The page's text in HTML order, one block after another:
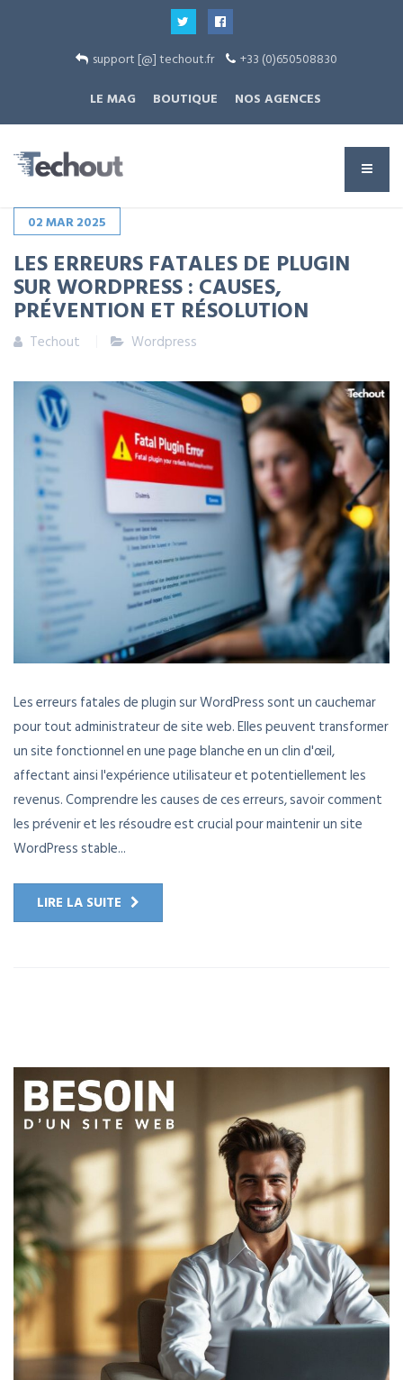
support [@] techout.fr
+33 (0)650508830
LE MAG
BOUTIQUE NOS AGENCES
02MAR2025
LES ERREURS FATALES DE PLUGIN
SUR WORDPRESS : CAUSES,
PRÉVENTION ET RÉSOLUTION
Techout Wordpress
Les erreurs fatales de plugin sur WordPress sont un cauchemar
pour tout administrateur de site web. Elles peuvent transformer
un site fonctionnel en une page blanche en un clin d'œil,
affectant ainsi l'expérience utilisateur et potentiellement les
revenus. Comprendre les causes de ces erreurs, savoir comment
les prévenir et les résoudre est crucial pour maintenir un site
WordPress stable...
LIRE LA SUITE